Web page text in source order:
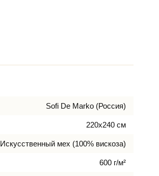
Sofi De Marko (Россия)
220х240 см
Искусcтвенный мех (100% вискоза)
600 г/м²